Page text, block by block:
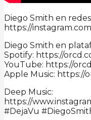
Diego Smith en
https://
Diego Smith en
Spotify: https://
YouTube: https://
Apple Music: https://
Deep Music:
https://
#DejaVu